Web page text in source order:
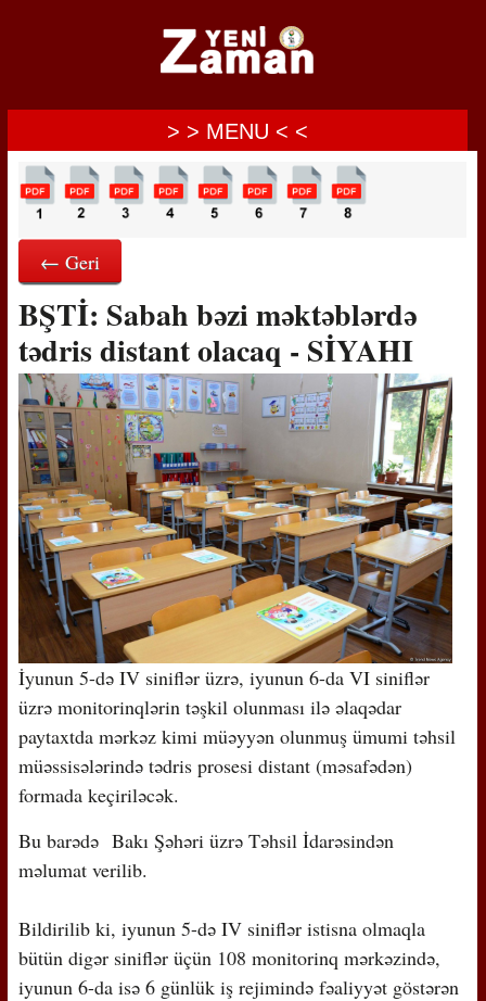
> > MENU < <
← Geri
BŞTİ: Sabah bəzi məktəblərdə
tədris distant olacaq - SİYAHI
İyunun 5-də IV siniflər üzrə, iyunun 6-da VI siniflər
üzrə monitorinqlərin təşkil olunması ilə əlaqədar
paytaxtda mərkəz kimi müəyyən olunmuş ümumi təhsil
müəssisələrində tədris prosesi distant (məsafədən)
formada keçiriləcək.
Bu barədə Bakı Şəhəri üzrə Təhsil İdarəsindən
məlumat verilib.
Bildirilib ki, iyunun 5-də IV siniflər istisna olmaqla
bütün digər siniflər üçün 108 monitorinq mərkəzində,
iyunun 6-da isə 6 günlük iş rejimində fəaliyyət göstərən